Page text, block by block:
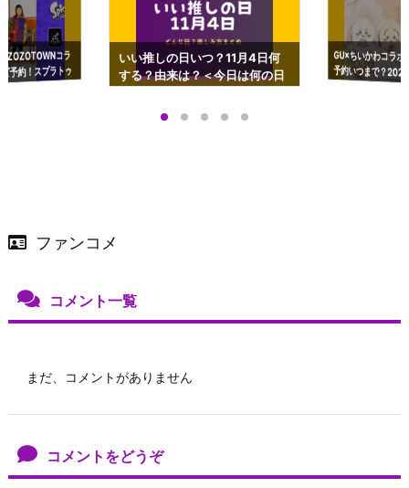
コラ
予約！スプラトゥ
ップも渋谷Hz
いい推しの日いつ？11月4日何
する？由来は？＜今日は何の日
GU×ちいかわコラ
予約いつまで？
ーチやショルダー
ファンコメ
コメント一覧
まだ、コメントがありません
コメントをどうぞ